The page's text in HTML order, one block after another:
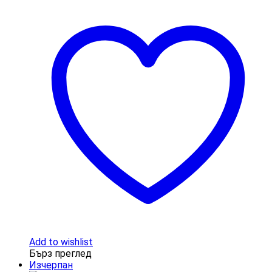
Add to wishlist
Бърз преглед
Изчерпан